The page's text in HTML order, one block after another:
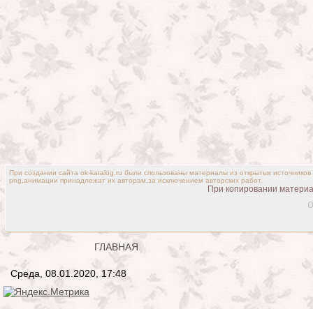
При создании сайта ok-katalog.ru были спользованы материалы из открытых
png,анимации принадлежат их авторам,за исключением авторских работ.
При копировании
ГЛАВНАЯ
Среда, 08.01.2020, 17:48